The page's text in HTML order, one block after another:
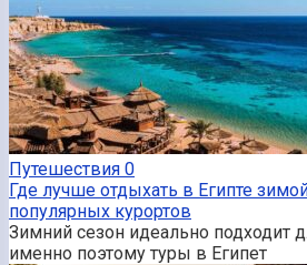
Путешествия 0
Где лучше отдыхать в Египте
популярных курортов
Зимний сезон идеально подходит
именно поэтому туры в Египет